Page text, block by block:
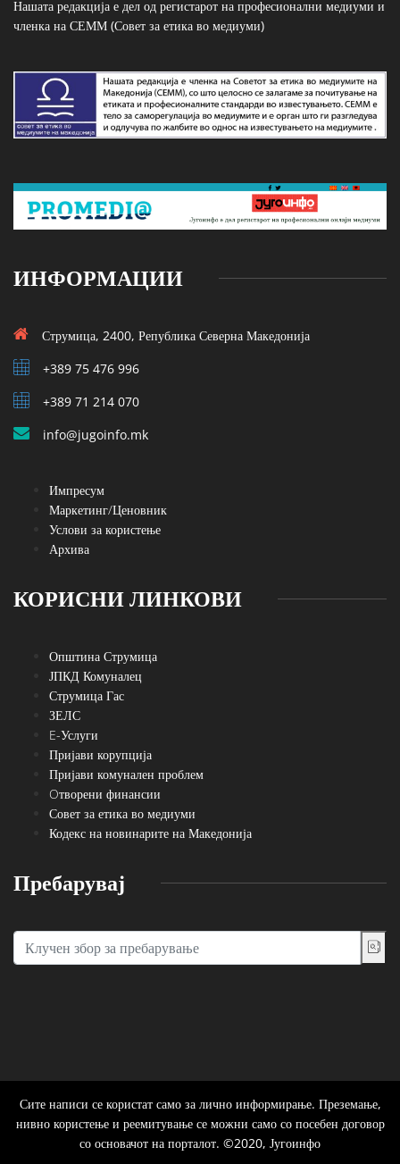
Нашата редакција е дел од регистарот на професионални медиуми и
членка на СЕММ (Совет за етика во медиуми)
ИНФОРМАЦИИ
Струмица, 2400, Република Северна Македонија
+389 75 476 996
+389 71 214 070
info@jugoinfo.mk
Импресум
Маркетинг/Ценовник
Услови за користење
Архива
КОРИСНИ ЛИНКОВИ
Општина Струмица
ЈПКД Комуналец
Струмица Гас
ЗЕЛС
E-Услуги
Пријави корупција
Пријави комунален проблем
Oтворени финансии
Совет за етика во медиуми
Кодекс на новинарите на Македонија
Пребарувај
Сите написи се користат само за лично информирање. Преземање,
нивно користење и реемитување се можни само со посебен договор
со основачот на порталот. ©2020, Југоинфо